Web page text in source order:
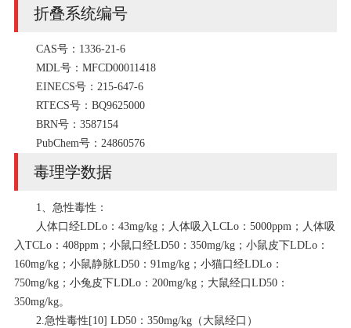
折叠系统编号
CAS号：1336-21-6
MDL号：MFCD00011418
EINECS号：215-647-6
RTECS号：BQ9625000
BRN号：3587154
PubChem号：24860576
毒理学数据
1、急性毒性：
人体口经LDLo：43mg/kg；人体吸入LCLo：5000ppm；人体吸
入TCLo：408ppm；小鼠口经LD50：350mg/kg；小鼠皮下LDLo：
160mg/kg；小鼠静脉LD50：91mg/kg；小猫口经LDLo：
750mg/kg；小兔皮下LDLo：200mg/kg；大鼠经口LD50：
350mg/kg。
2.急性毒性[10] LD50：350mg/kg（大鼠经口）